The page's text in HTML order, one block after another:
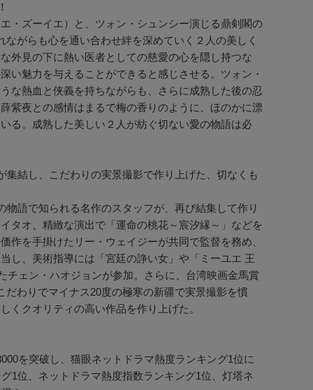
・ズーイエ）と、ツォン・シュンシー演じる鼎剣閣の
がらも心を通い合わせ絆を深めていく２人の美しく
外見の下に熱い医者としての慈愛の心を隠し持つな
い魅力を与えることができると感じさせる。ツォン・
な熱血と侠義を持ちながらも、さらに成熟した後の忍
紫夜との感情はまるで梅の香りのように、ほのかに漂
る。成熟した美しい２人が紡ぐ切ない愛の物語は必
結し、こだわりの実景撮影で作り上げた、切なくも
語で知られる名作のスタッフが、再び結集して作り
タオ、精緻な演出で「運命の桃花～宸汐縁～」などを
を手掛けたリー・ウェイジーが共同で監督を務め、
し、美術指導には「宮廷の諍い女」や「ミーユエ 王
チェン・ハオジョンが参加。さらに、台湾映画金馬賞
わりでマイナス20度の極寒の新疆で実景撮影を慣
くクオリティの高い作品を作り上げた。
を突破し、猫眼ネットドラマ熱度ランキング1位に
1位、ネットドラマ熱度指数ランキング1位、灯塔ネ